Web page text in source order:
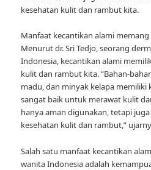
kesehatan kulit dan rambut kita.
Manfaat kecantikan alami
Menurut dr. Sri Tedjo, seorang
Indonesia, kecantikan alami
kulit dan rambut kita. “Bahan-
madu, dan minyak kelapa
sangat baik untuk merawat kulit
hanya aman digunakan, tetapi
kesehatan kulit dan rambut,”
Salah satu manfaat kecantikan
wanita Indonesia adalah